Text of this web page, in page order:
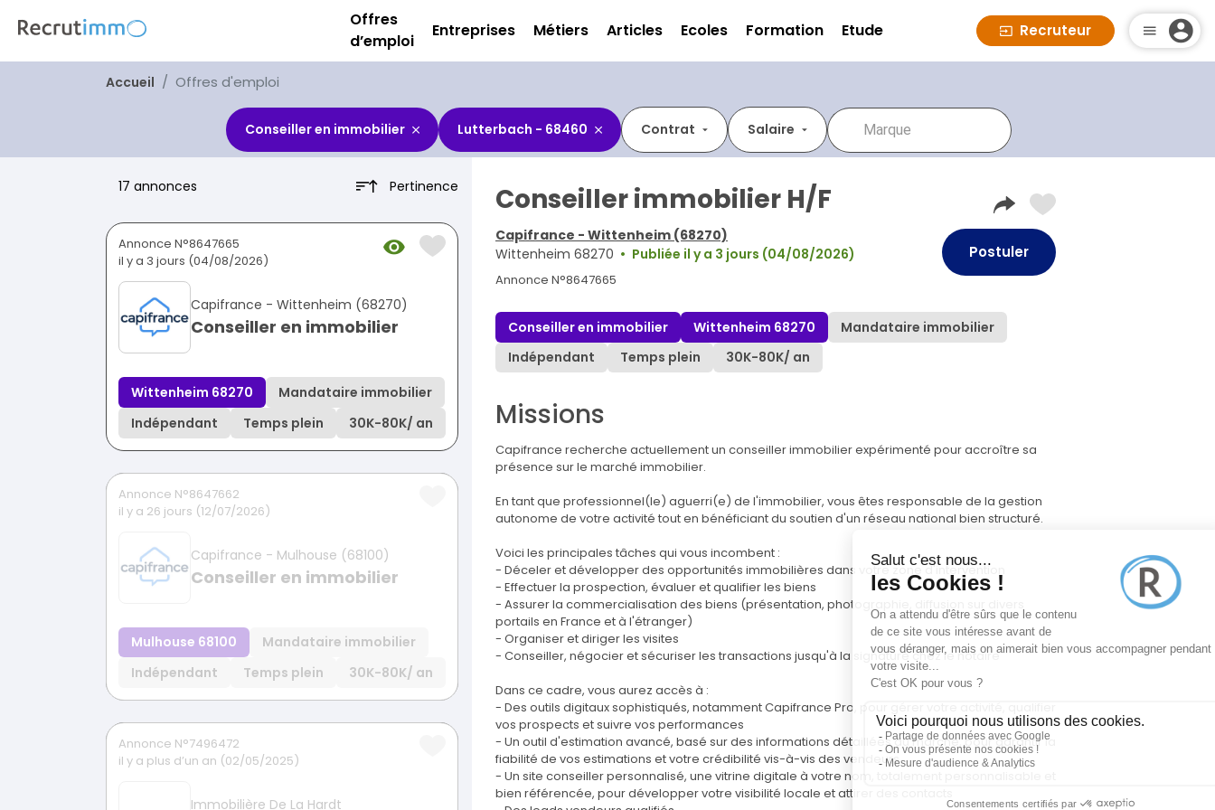
Offres
d’emploi
Entreprises Métiers Articles Ecoles Formation Etude Recruteur
Accueil Offres d'emploi
Conseiller en immobilier Lutterbach - 68460 Contrat Salaire
17 annonces Pertinence
Annonce N°8647665
il y a 3 jours (04/08/2026)
Capifrance - Wittenheim (68270)
Conseiller en immobilier
Wittenheim 68270
Mandataire immobilier
Indépendant
Temps plein 30K-80K/ an
Annonce N°8647662
il y a 26 jours (12/07/2026)
Capifrance - Mulhouse (68100)
Conseiller en immobilier
Mulhouse 68100
Mandataire immobilier
Indépendant
Temps plein 30K-80K/ an
Annonce N°7496472
il y a plus d’un an (02/05/2025)
Immobilière De La Hardt
Conseiller immobilier H/F
Capifrance - Wittenheim (68270)
Wittenheim 68270
Publiée il y a 3 jours (04/08/2026)
Annonce N°8647665
Postuler
Conseiller en immobilier Wittenheim 68270
Mandataire immobilier
Indépendant
Temps plein 30K-80K/ an
Missions
Capifrance recherche actuellement un conseiller immobilier expérimenté pour accroître sa
présence sur le marché immobilier.
En tant que professionnel(le) aguerri(e) de l'immobilier, vous êtes responsable de la gestion
autonome de votre activité tout en bénéficiant du soutien d'un réseau national bien structuré.
Voici les principales tâches qui vous incombent :
- Déceler et développer des opportunités immobilières dans votre zone d'intervention
- Effectuer la prospection, évaluer et qualifier les biens
- Assurer la commercialisation des biens (présentation, photographie, diffusion sur divers
portails en France et à l'étranger)
- Organiser et diriger les visites
- Conseiller, négocier et sécuriser les transactions jusqu'à la signature chez le notaire
Dans ce cadre, vous aurez accès à :
- Des outils digitaux sophistiqués, notamment Capifrance Pro, pour gérer votre activité, qualifier
vos prospects et suivre vos performances
- Un outil d'estimation avancé, basé sur des informations détaillées du marché, pour garantir la
fiabilité de vos estimations et votre crédibilité vis-à-vis des vendeurs
- Un site conseiller personnalisé, une vitrine digitale à votre nom, totalement personnalisable et
bien référencée, pour développer votre visibilité locale et attirer des contacts